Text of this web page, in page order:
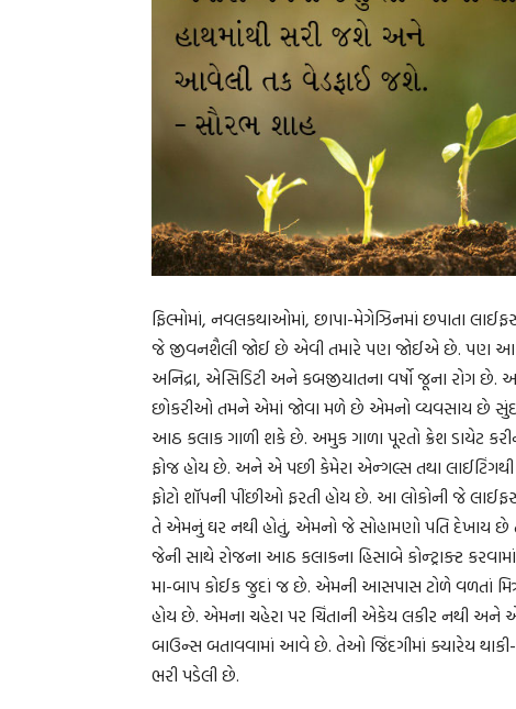
ફિલ્મોમાં, નવલકથાઓમાં, છાપા-મેગેઝિનમાં છપાતા
જે જીવનશૈલી જોઈ છે એવી તમારે પણ જોઈએ છે. પણ આ
અનિદ્રા, એસિડિટી અને કબજીયાતના વર્ષો જૂના રોગ
છોકરીઓ તમને એમાં જોવા મળે છે એમનો વ્યવસાય છે
આઠ કલાક ગાળી શકે છે. અમુક ગાળા પૂરતો ક્રેશ ડાયેટ
ફોજ હોય છે. અને એ પછી કેમેરા એન્ગલ્સ તથા
ફોટો શૉપની પીંછીઓ ફરતી હોય છે. આ લોકોની જે
તે એમનું ઘર નથી હોતું, એમનો જે સોહામણો પતિ દેખાય
જેની સાથે રોજના આઠ કલાકના હિસાબે કોન્ટ્રાક્ટ
મા-બાપ કોઈક જુદાં જ છે. એમની આસપાસ ટોળે વળતાં
હોય છે. એમના ચહેરા પર ચિંતાની એકેય લકીર નથી અને
બાઉન્સ બતાવવામાં આવે છે. તેઓ જિંદગીમાં ક્યારેય
ભરી પડેલી છે.